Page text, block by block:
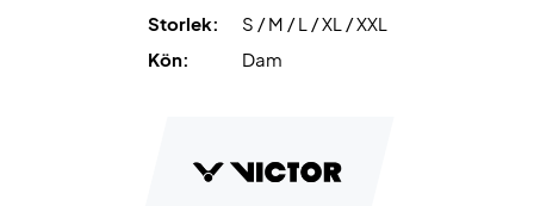
Storlek:
S / M / L / XL / XXL
Kön:
Dam